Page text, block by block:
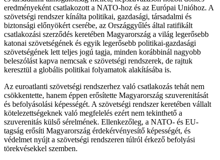
eredményeként csatlakozott a NATO-hoz és az Európai Unióhoz. A
szövetségi rendszer kínálta politikai, gazdasági, társadalmi és
biztonsági előnyökért cserébe, az Országgyűlés által ratifikált
csatlakozási szerződés keretében Magyarország a világ legerősebb
katonai szövetségének és egyik legerősebb politikai-gazdasági
szövetségének lett teljes jogú tagja, minden korábbinál nagyobb
beleszólást kapva nemcsak e szövetségi rendszerek, de rajtuk
keresztül a globális politikai folyamatok alakításába is.
Az euroatlanti szövetségi rendszerhez való csatlakozás tehát nem
csökkentette, hanem éppen erősítette Magyarország szuverenitását
és befolyásolási képességét. A szövetségi rendszer keretében vállalt
kötelezettségeknek való megfelelés ezért nem tekinthető a
szuverenitás külső sérelmének. Ellenkezőleg, a NATO- és EU-
tagság erősíti Magyarország érdekérvényesítő képességét, és
védelmet nyújt a szövetségi rendszeren túlról érkező befolyási
törekvésekkel szemben.